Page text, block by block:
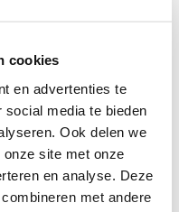
cookies
en advertenties te
media te bieden
Ook delen we
site met onze
en analyse. Deze
met andere